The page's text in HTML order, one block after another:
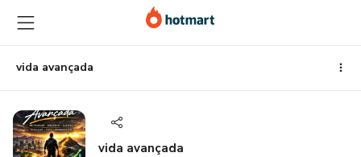
para
o
conteúdo
principal
para
o
pagamento
para
o
rodapé
vida avançada
vida avançada